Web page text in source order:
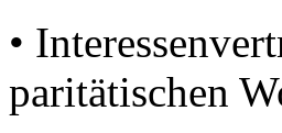
•
paritätischen